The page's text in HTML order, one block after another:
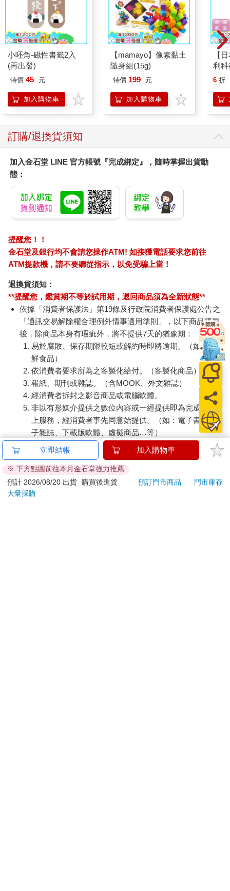
小呸角-磁性書籤2入
(再出發)
特價 45 元
加入購物車
【mamayo】像素黏土
隨身組(15g)
特價 199 元
加入購物車
【
利
濕
6 折
訂購/退換貨須知
加入金石堂 LINE 官方帳號『完成綁定』，隨時掌握出貨動
態：
提醒您！！
金石堂及銀行均不會請您操作ATM! 如接獲電話要求您前往
ATM提款機，請不要聽從指示，以免受騙上當！
退換貨須知：
**提醒您，鑑賞期不等於試用期，退回商品須為全新狀態**
依據「消費者保護法」第19條及行政院消費者保護處公告之
「通訊交易解除權合理例外情事適用準則」，以下商品購買
後，除商品本身有瑕疵外，將不提供7天的猶豫期：
易於腐敗、保存期限較短或解約時即將逾期。（如：生
鮮食品）
依消費者要求所為之客製化給付。（客製化商品）
報紙、期刊或雜誌。（含MOOK、外文雜誌）
經消費者拆封之影音商品或電腦軟體。
非以有形媒介提供之數位內容或一經提供即為完成之線
上服務，經消費者事先同意始提供。（如：電子書、電
子雜誌、下載版軟體、虛擬商品…等）
已拆封之個人衛生用品。（如：內衣褲、刮鬍刀、除毛
若非上列種類商品，均享有到貨7天的猶豫期（含例假
日）。
辦理退換貨時，商品（組合商品恕無法接受單獨退貨）必須
立即結帳 加入購物車
※ 下方點圖前往本月金石堂強力推薦
預計 2026/08/20 出貨
購買後進貨 預訂門市商品
門市庫存
大量採購